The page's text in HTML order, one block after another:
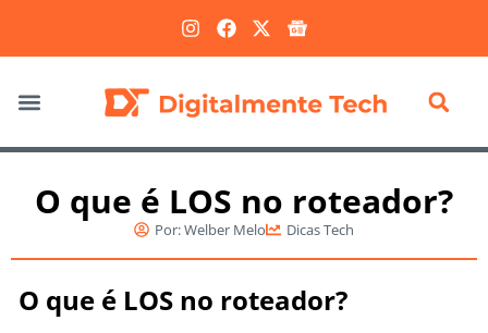
O que é LOS no roteador?
Por:Welber Melo Dicas Tech
O que é LOS no roteador?